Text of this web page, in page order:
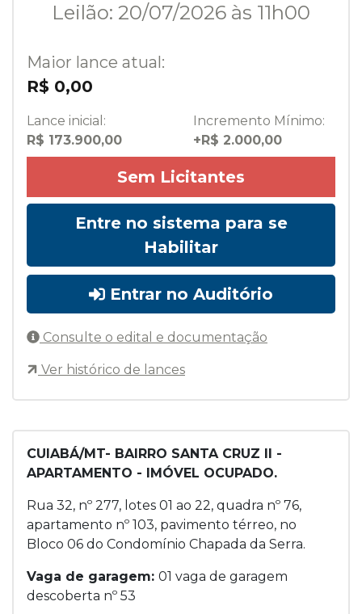
CUIABÁ/MT- BAIRRO SANTA CRUZ II -
APARTAMENTO - IMÓVEL OCUPADO.
Rua 32, nº 277, lotes 01 ao 22, quadra nº 76,
apartamento nº 103, pavimento térreo, no
Bloco 06 do Condomínio Chapada da Serra.
Vaga de garagem: 01 vaga de garagem
descoberta nº 53
Leilão: 20/07/2026 às 11h00
Maior lance atual:
R$ 0,00
Lance inicial:
R$ 173.900,00
Incremento Mínimo:
+R$ 2.000,00
Sem Licitantes
Entre no sistema para se
Habilitar
Entrar no Auditório
Consulte o edital e documentação
Ver histórico de lances